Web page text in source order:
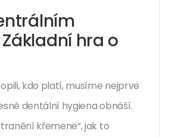
hra o
kdo platí, musíme nejprve
dentální hygiena obnáší.
křemene“, jak to